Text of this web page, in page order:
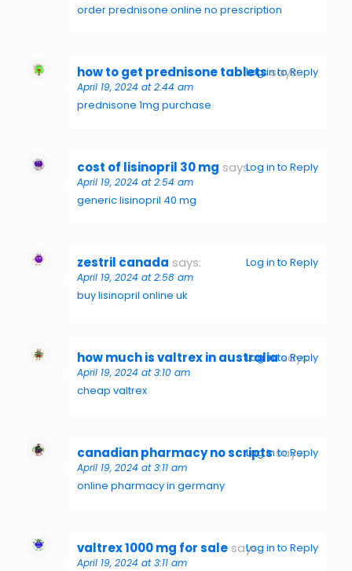
order prednisone online no prescription
how to get prednisone tabletssays:
April 19, 2024 at 2:44 am
prednisone 1mg purchase
Log in to Reply
cost of lisinopril 30 mg says:
April 19, 2024 at 2:54 am
generic lisinopril 40 mg
Log in to Reply
zestril canada says:
April 19, 2024 at 2:58 am
buy lisinopril online uk
Log in to Reply
how much is valtrex in australiasays:
April 19, 2024 at 3:10 am
cheap valtrex
Log in to Reply
canadian pharmacy no scripts says:
April 19, 2024 at 3:11 am
online pharmacy in germany
Log in to Reply
valtrex 1000 mg for sale says:
April 19, 2024 at 3:11 am
Log in to Reply